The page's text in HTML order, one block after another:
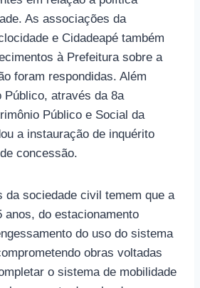
As associações da
e Cidadeapé também
à Prefeitura sobre a
foram respondidas. Além
através da 8a
Público e Social da
a instauração de inquérito
concessão.
da sociedade civil temem que a
anos, do estacionamento
do uso do sistema
obras voltadas
o sistema de mobilidade